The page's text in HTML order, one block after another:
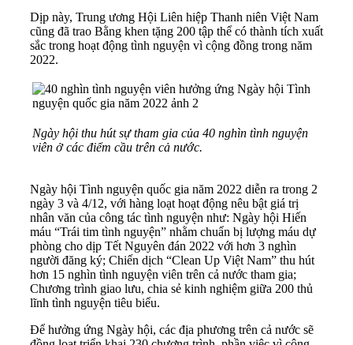
Dịp này, Trung ương Hội Liên hiệp Thanh niên Việt Nam
cũng đã trao Bằng khen tặng 200 tập thể có thành tích xuất
sắc trong hoạt động tình nguyện vì cộng đồng trong năm
2022.
Ngày hội thu hút sự tham gia của 40 nghìn tình nguyện
viên ở các điểm cầu trên cả nước.
Ngày hội Tình nguyện quốc gia năm 2022 diễn ra trong 2
ngày 3 và 4/12, với hàng loạt hoạt động nêu bật giá trị
nhân văn của công tác tình nguyện như: Ngày hội Hiến
máu “Trái tim tình nguyện” nhằm chuẩn bị lượng máu dự
phòng cho dịp Tết Nguyên đán 2022 với hơn 3 nghìn
người đăng ký; Chiến dịch “Clean Up Việt Nam” thu hút
hơn 15 nghìn tình nguyện viên trên cả nước tham gia;
Chương trình giao lưu, chia sẻ kinh nghiệm giữa 200 thủ
lĩnh tình nguyện tiêu biểu.
Để hưởng ứng Ngày hội, các địa phương trên cả nước sẽ